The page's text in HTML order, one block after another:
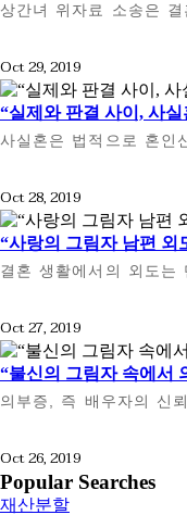
상간녀 위자료 소송은
Oct 29, 2019
“실제와 판결 사이, 사
사실혼은 법적으로 혼인
Oct 28, 2019
“사랑의 그림자 남편
결혼 생활에서의 외도는
Oct 27, 2019
“불신의 그림자 속에서
의부증, 즉 배우자의 신
Oct 26, 2019
Popular Searches
재산분할